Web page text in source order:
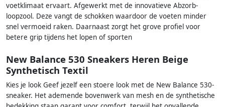
voetklimaat ervaart. Afgewerkt met de innovatieve Abzorb-
loopzool. Deze vangt de schokken waardoor de voeten minder
snel vermoeid raken. Daarnaast zorgt het grove profiel voor
betere grip tijdens het lopen of sporten
New Balance 530 Sneakers Heren Beige
Synthetisch Textil
Kies je look Geef jezelf een stoere look met de New Balance 530-
sneaker. Het ademende bovenwerk van mesh en de synthetische